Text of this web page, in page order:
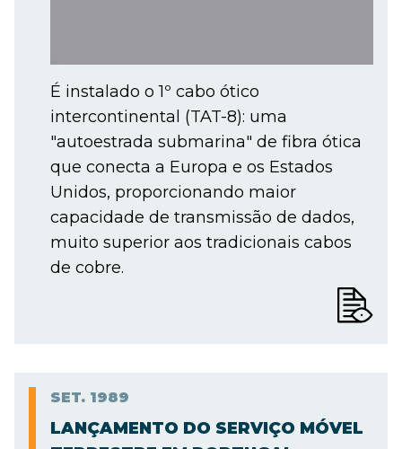
É instalado o 1º cabo ótico
intercontinental (TAT-8): uma
"autoestrada submarina" de fibra ótica
que conecta a Europa e os Estados
Unidos, proporcionando maior
capacidade de transmissão de dados,
muito superior aos tradicionais cabos
de cobre.
SET. 1989
LANÇAMENTO DO SERVIÇO MÓVEL